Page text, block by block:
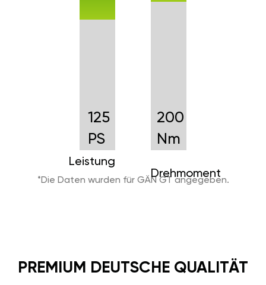
125
PS
Leistung
200
Nm
Drehmoment
*Die Daten wurden für GÄN GT angegeben.
PREMIUM DEUTSCHE QUALITÄT